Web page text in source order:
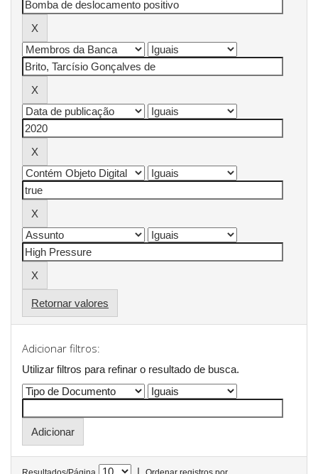
Retornar valores
Adicionar filtros:
Utilizar filtros para refinar o resultado de busca.
|